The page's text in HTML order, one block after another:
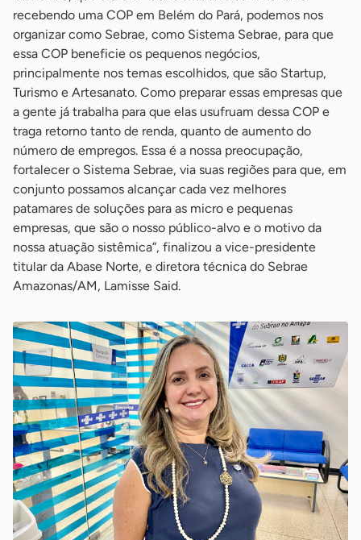
recebendo uma COP em Belém do Pará, podemos nos
organizar como Sebrae, como Sistema Sebrae, para que
essa COP beneficie os pequenos negócios,
principalmente nos temas escolhidos, que são Startup,
Turismo e Artesanato. Como preparar essas empresas que
a gente já trabalha para que elas usufruam dessa COP e
traga retorno tanto de renda, quanto de aumento do
número de empregos. Essa é a nossa preocupação,
fortalecer o Sistema Sebrae, via suas regiões para que, em
conjunto possamos alcançar cada vez melhores
patamares de soluções para as micro e pequenas
empresas, que são o nosso público-alvo e o motivo da
nossa atuação sistêmica”, finalizou a vice-presidente
titular da Abase Norte, e diretora técnica do Sebrae
Amazonas/AM, Lamisse Said.